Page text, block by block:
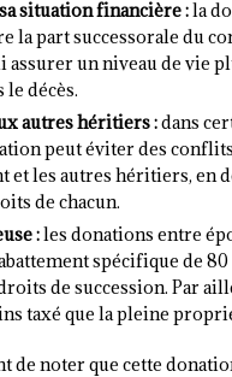
situation financière :la
la part successorale du
assurer un niveau de vie
décès.
autres héritiers :dans
peut éviter des
et les autres héritiers, en
de chacun.
:les donations entre
spécifique de
de succession. Par
taxé que la pleine
de noter que cette